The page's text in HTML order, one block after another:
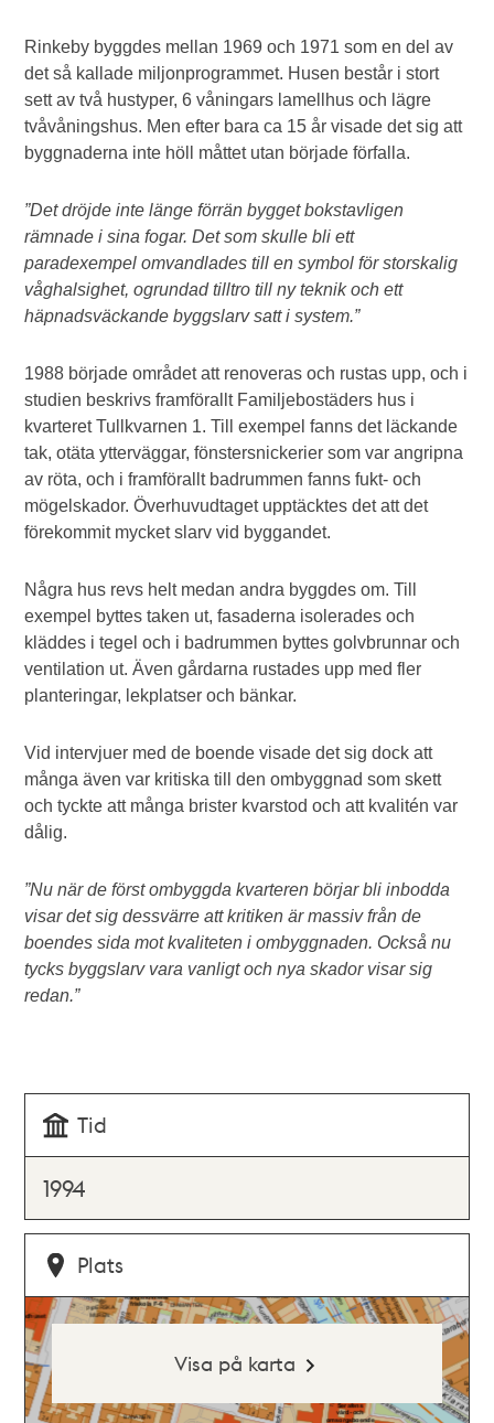
Rinkeby byggdes mellan 1969 och 1971 som en del av
det så kallade miljonprogrammet. Husen består i stort
sett av två hustyper, 6 våningars lamellhus och lägre
tvåvåningshus. Men efter bara ca 15 år visade det sig att
byggnaderna inte höll måttet utan började förfalla.
”Det dröjde inte länge förrän bygget bokstavligen
rämnade i sina fogar. Det som skulle bli ett
paradexempel omvandlades till en symbol för storskalig
våghalsighet, ogrundad tilltro till ny teknik och ett
häpnadsväckande byggslarv satt i system.”
1988 började området att renoveras och rustas upp, och i
studien beskrivs framförallt Familjebostäders hus i
kvarteret Tullkvarnen 1. Till exempel fanns det läckande
tak, otäta ytterväggar, fönstersnickerier som var angripna
av röta, och i framförallt badrummen fanns fukt- och
mögelskador. Överhuvudtaget upptäcktes det att det
förekommit mycket slarv vid byggandet.
Några hus revs helt medan andra byggdes om. Till
exempel byttes taken ut, fasaderna isolerades och
kläddes i tegel och i badrummen byttes golvbrunnar och
ventilation ut. Även gårdarna rustades upp med fler
planteringar, lekplatser och bänkar.
Vid intervjuer med de boende visade det sig dock att
många även var kritiska till den ombyggnad som skett
och tyckte att många brister kvarstod och att kvalitén var
dålig.
”Nu när de först ombyggda kvarteren börjar bli inbodda
visar det sig dessvärre att kritiken är massiv från de
boendes sida mot kvaliteten i ombyggnaden. Också nu
tycks byggslarv vara vanligt och nya skador visar sig
redan.”
Tid
1994
Plats
Visa på karta